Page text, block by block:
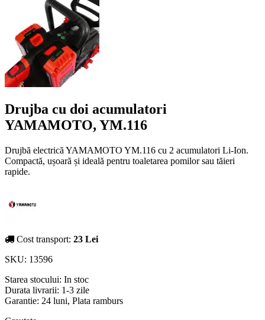
Drujba cu doi acumulatori
YAMAMOTO, YM.116
Drujbă electrică YAMAMOTO YM.116 cu 2 acumulatori Li-Ion.
Compactă, ușoară și ideală pentru toaletarea pomilor sau tăieri
rapide.
Cost transport: 23 Lei
SKU: 13596
Starea stocului: In stoc
Durata livrarii: 1-3 zile
Garantie: 24 luni, Plata ramburs